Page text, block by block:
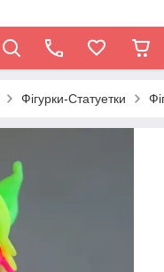
Фігурки-Статуетки